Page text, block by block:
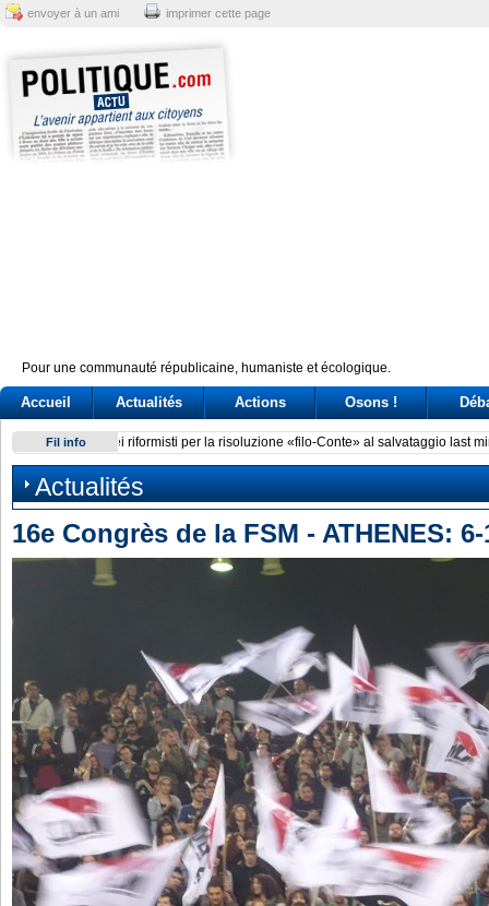
envoyer à un ami imprimer cette page
Pour une communauté républicaine, humaniste et écologique.
Accueil Actualités Actions Osons !
Fil info Brazil’s Lula battles Trump and Milei over perceived
Actualités
16e Congrès de la FSM - ATHENES: